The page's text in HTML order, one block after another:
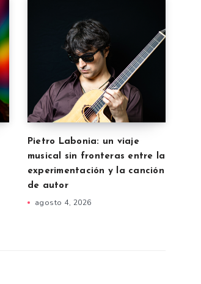
Pietro Labonia: un viaje
musical sin fronteras entre la
experimentación y la canción
de autor
agosto 4, 2026